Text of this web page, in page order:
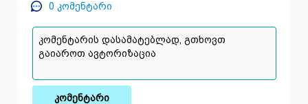
0 კომენტარი
კომენტარი